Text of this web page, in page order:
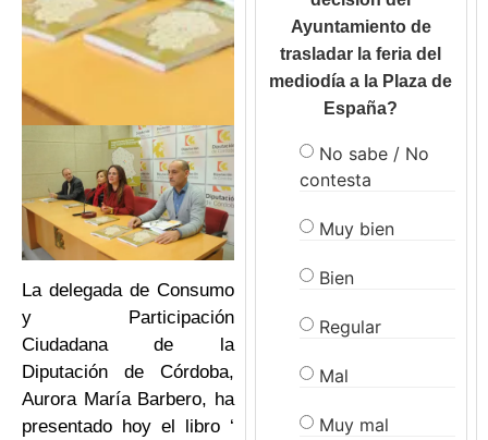
La delegada de Consumo
y Participación
Ciudadana de la
Diputación de Córdoba,
Aurora María Barbero, ha
presentado hoy el libro ‘
Ayuntamiento de
trasladar la feria del
mediodía a la Plaza de
España?
No sabe / No
contesta
Muy bien
Bien
Regular
Mal
Muy mal